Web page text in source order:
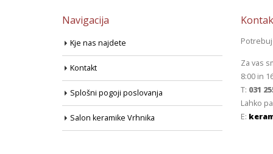
Navigacija
Kje nas najdete
Kontakt
Splošni pogoji poslovanja
Salon keramike Vrhnika
Za vas
8:00 in
T: 031
Lahko
E: